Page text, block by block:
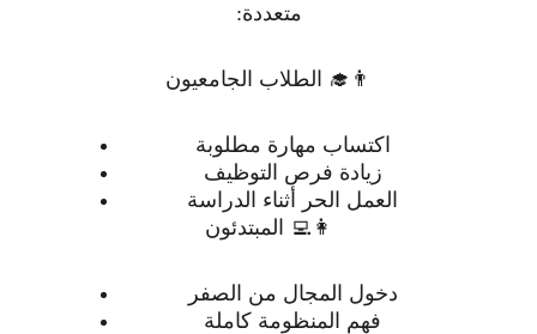
متعددة:
👨‍🎓 الطلاب الجامعيون
اكتساب مهارة مطلوبة
زيادة فرص التوظيف
العمل الحر أثناء الدراسة
👩‍💻 المبتدئون
دخول المجال من الصفر
فهم المنظومة كاملة